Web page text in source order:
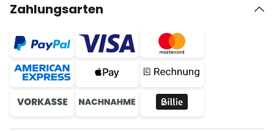
Zahlungsarten